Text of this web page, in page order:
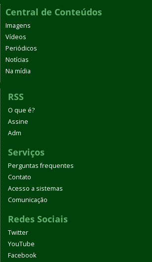
Central de Conteúdos
Imagens
Vídeos
Periódicos
Notícias
Na mídia
RSS
O que é?
Assine
Adm
Serviços
Perguntas frequentes
Contato
Acesso a sistemas
Comunicação
Redes Sociais
Twitter
YouTube
Facebook